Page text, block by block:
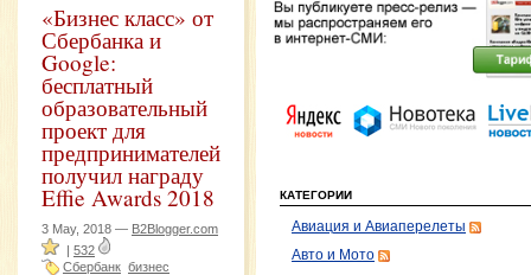
«Бизнес класс» от
Сбербанка и
Google:
бесплатный
образовательный
проект для
предпринимателей
получил награду
Effie Awards 2018
3 May, 2018 — B2Blogger.com
| 532
Сбербанк бизнес
КАТЕГОРИИ
Авиация и Авиаперелеты
Авто и Мото